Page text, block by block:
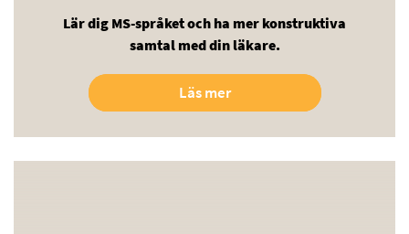
Lär dig MS-språket och ha mer konstruktiva
samtal med din läkare.
Läs mer